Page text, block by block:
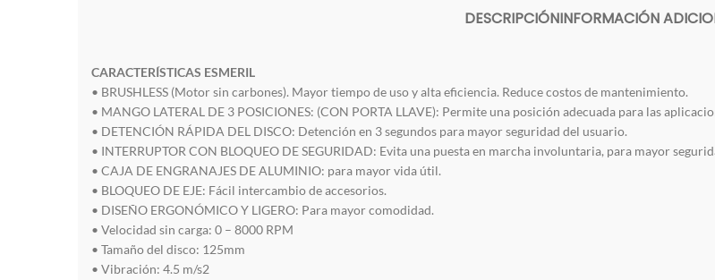
DESCRIPCIÓNINFORMACIÓN
CARACTERÍSTICAS ESMERIL
• BRUSHLESS (Motor sin carbones). Mayor tiempo de uso y alta eficiencia. Reduce costos de mantenimiento.
• MANGO LATERAL DE 3 POSICIONES: (CON PORTA LLAVE): Permite una posición adecuada para las
• DETENCIÓN RÁPIDA DEL DISCO: Detención en 3 segundos para mayor seguridad del usuario.
• INTERRUPTOR CON BLOQUEO DE SEGURIDAD: Evita una puesta en marcha involuntaria, para mayor
• CAJA DE ENGRANAJES DE ALUMINIO: para mayor vida útil.
• BLOQUEO DE EJE: Fácil intercambio de accesorios.
• DISEÑO ERGONÓMICO Y LIGERO: Para mayor comodidad.
• Velocidad sin carga: 0 – 8000 RPM
• Tamaño del disco: 125mm
• Vibración: 4.5 m/s2